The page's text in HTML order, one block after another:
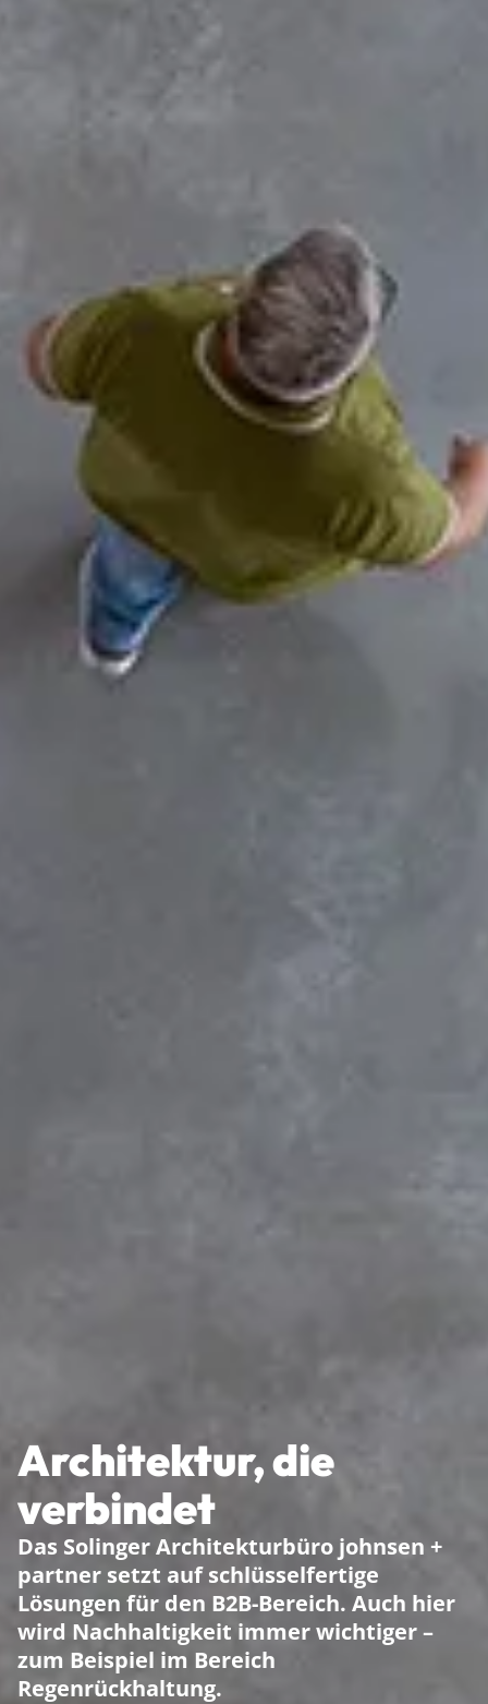
Architektur, die
verbindet
Das Solinger Architekturbüro johnsen +
partner setzt auf schlüsselfertige
Lösungen für den B2B-Bereich. Auch hier
wird Nachhaltigkeit immer wichtiger –
zum Beispiel im Bereich
Regenrückhaltung.